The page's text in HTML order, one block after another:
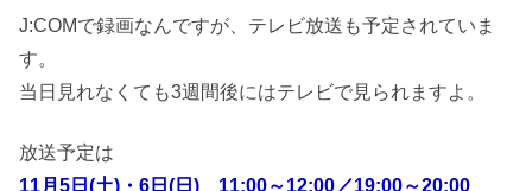
J:COMで録画なんですが、テレビ放送も予定されていま
す。
当日見れなくても3週間後にはテレビで見られますよ。
放送予定は
11月5日(土)・6日(日) 11:00～12:00／19:00～20:00